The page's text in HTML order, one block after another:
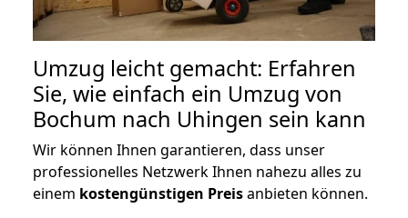
Umzug leicht gemacht: Erfahren
Sie, wie einfach ein Umzug von
Bochum nach Uhingen sein kann
Wir können Ihnen garantieren, dass unser
professionelles Netzwerk Ihnen nahezu alles zu
einem kostengünstigen Preisanbieten können.